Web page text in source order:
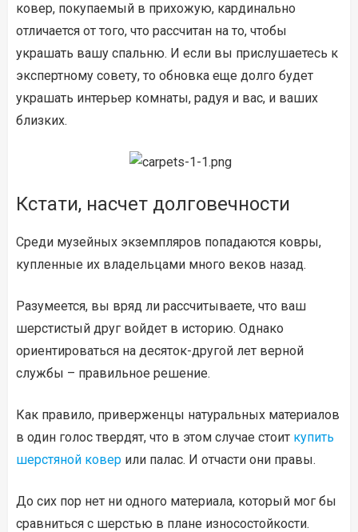
ковер, покупаемый в прихожую, кардинально
отличается от того, что рассчитан на то, чтобы
украшать вашу спальню. И если вы прислушаетесь к
экспертному совету, то обновка еще долго будет
украшать интерьер комнаты, радуя и вас, и ваших
близких.
Кстати, насчет долговечности
Среди музейных экземпляров попадаются ковры,
купленные их владельцами много веков назад.
Разумеется, вы вряд ли рассчитываете, что ваш
шерстистый друг войдет в историю. Однако
ориентироваться на десяток-другой лет верной
службы – правильное решение.
Как правило, приверженцы натуральных материалов
в один голос твердят, что в этом случае стоит купить
шерстяной ковер или палас. И отчасти они правы.
До сих пор нет ни одного материала, который мог бы
сравниться с шерстью в плане износостойкости.